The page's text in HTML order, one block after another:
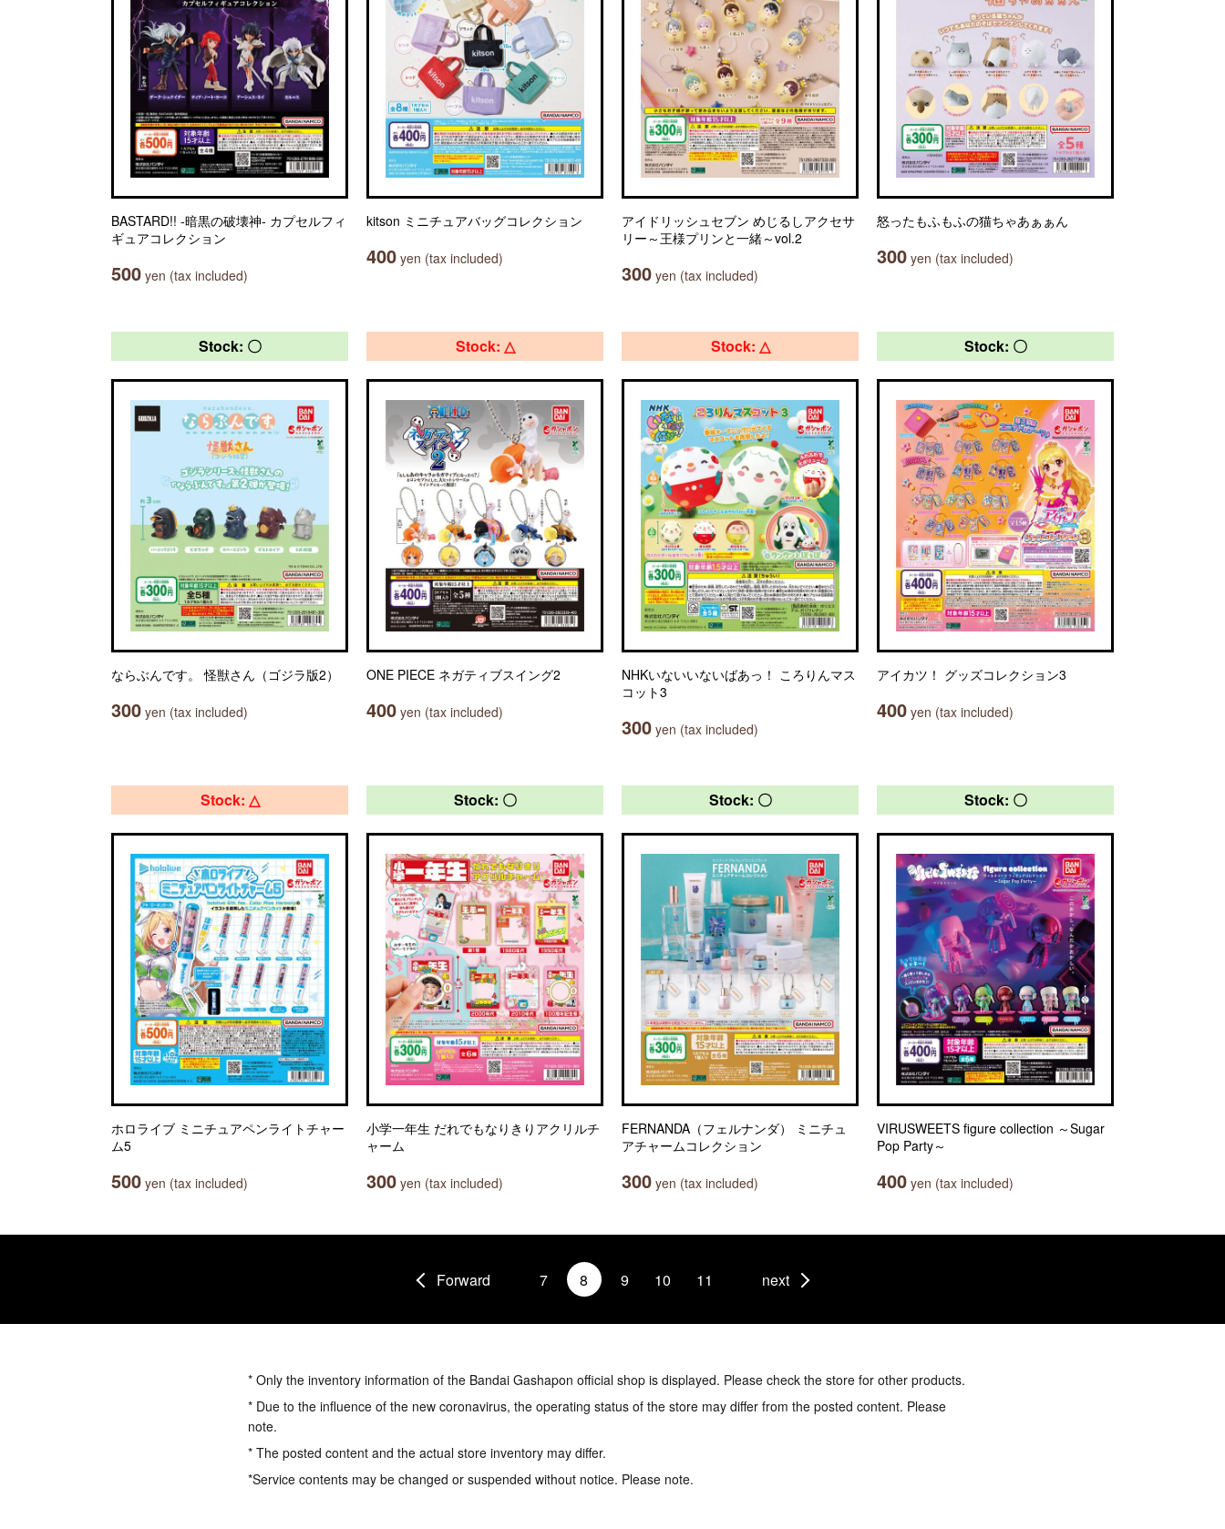
BASTARD!! -暗黒の破壊神- カプセルフィ
ギュアコレクション
500 yen (tax included)
kitson ミニチュアバッグコレクション
400 yen (tax included)
アイドリッシュセブン めじるしアクセサ
リー～王様プリンと一緒～vol.2
300 yen (tax included)
怒ったもふもふの猫ちゃあぁぁん
300 yen (tax included)
Stock: 〇
ならぶんです。 怪獣さん（ゴジラ版2）
300 yen (tax included)
Stock: △
ONE PIECE ネガティブスイング2
400 yen (tax included)
Stock: △
NHKいないいないばあっ！ ころりんマス
コット3
300 yen (tax included)
Stock: 〇
アイカツ！ グッズコレクション3
400 yen (tax included)
Stock: △
ホロライブ ミニチュアペンライトチャー
ム5
500 yen (tax included)
Stock: 〇
小学一年生 だれでもなりきりアクリルチ
ャーム
300 yen (tax included)
Stock: 〇
FERNANDA（フェルナンダ） ミニチュ
アチャームコレクション
300 yen (tax included)
Stock: 〇
VIRUSWEETS figure collection ～Sugar
Pop Party～
400 yen (tax included)
Forward 7 8 9 10 11 next
* Only the inventory information of the Bandai Gashapon official shop is displayed. Please check the store for other products.
* Due to the influence of the new coronavirus, the operating status of the store may differ from the posted content. Please
note.
* The posted content and the actual store inventory may differ.
*Service contents may be changed or suspended without notice. Please note.